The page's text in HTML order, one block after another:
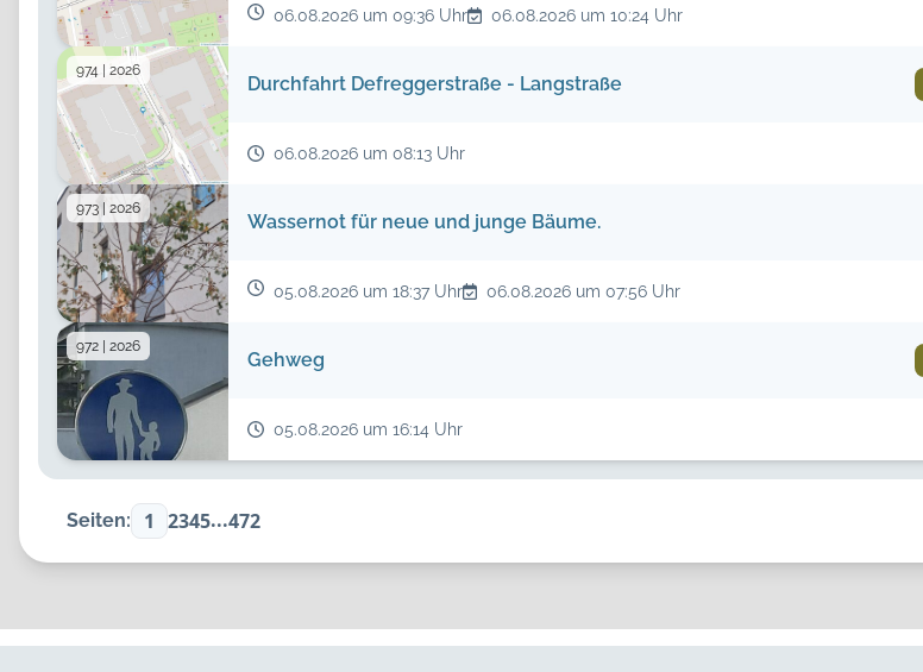
06.08.2026 um 09:36 Uhr 06.08.2026 um 10:24 Uhr
974 | 2026
Durchfahrt Defreggerstraße - Langstraße
06.08.2026 um 08:13 Uhr
973 | 2026
Wassernot für neue und junge Bäume.
05.08.2026 um 18:37 Uhr 06.08.2026 um 07:56 Uhr
972 | 2026
Gehweg
05.08.2026 um 16:14 Uhr
Seiten: 1 2345...472